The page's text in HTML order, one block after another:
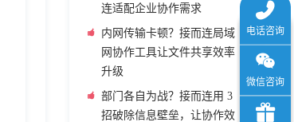
连适配企业协作需求
内网传输卡顿？接而连局域
网协作工具让文件共享效率
升级
部门各自为战？接而连用 3
招破除信息壁垒，让协作效